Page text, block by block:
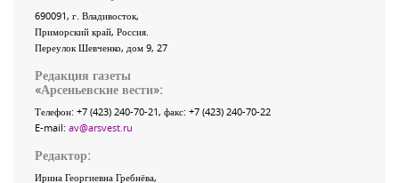
690091, г. Владивосток,
Приморский край, Россия
Переулок Шевченко, дом 9, 27
Редакция газеты
«Арсеньевские вести»:
Телефон: +7 (423) 240-70-21, факс: +7 (423) 240-70-22
E-mail: av@arsvest.ru
Редактор:
Ирина Георгиевна Гребнёва,